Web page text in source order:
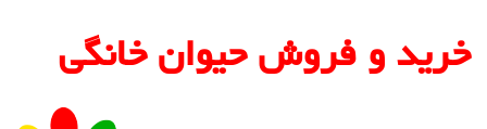
خرید و فروش حیوان خانگی